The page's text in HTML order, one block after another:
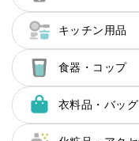
キッチン用品
食器・コップ
衣料品・バッグ